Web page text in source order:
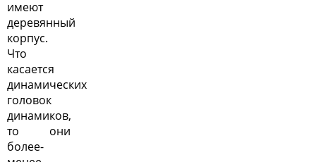
имеют
деревянный
корпус.
Что
касается
динамических
головок
динамиков,
то они
более-